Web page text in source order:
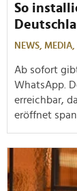
So
NEWS, MEDIA,
Ab sofort
WhatsApp.
erreichbar,
eröffnet